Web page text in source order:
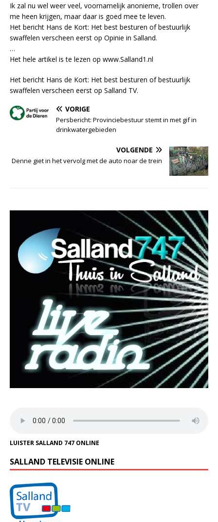
Ik zal nu wel weer veel, voornamelijk anonieme, trollen over
me heen krijgen, maar daar is goed mee te leven.
Het bericht Hans de Kort: Het best besturen of bestuurlijk
swaffelen verscheen eerst op Opinie in Salland.
…
Het hele artikel is te lezen op www.Salland1.nl
Het bericht Hans de Kort: Het best besturen of bestuurlijk
swaffelen verscheen eerst op Salland TV.
VORIGE
Persbericht: Provinciebestuur stemt in met gif in
drinkwatergebieden
VOLGENDE
Denne giet in het vervolg met de auto noar de trein
LUISTER SALLAND 747 ONLINE
SALLAND TELEVISIE ONLINE